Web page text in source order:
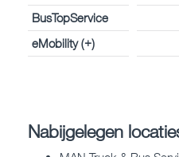
BusTopService
eMobility (+)
Nabijgelegen